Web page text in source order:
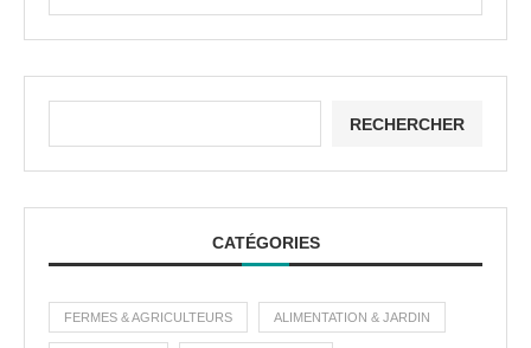
RECHERCHER
CATÉGORIES
FERMES & AGRICULTEURS ALIMENTATION & JARDIN